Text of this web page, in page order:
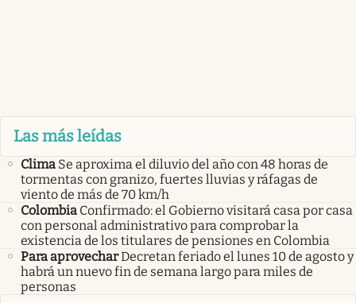
Las más leídas
Clima Se aproxima el diluvio del año con 48 horas de
tormentas con granizo, fuertes lluvias y ráfagas de
viento de más de 70 km/h
Colombia Confirmado: el Gobierno visitará casa por casa
con personal administrativo para comprobar la
existencia de los titulares de pensiones en Colombia
Para aprovecharDecretan feriado el lunes 10 de agosto y
habrá un nuevo fin de semana largo para miles de
personas